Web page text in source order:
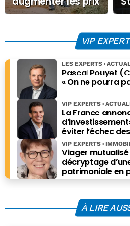
des produits
VIP
Pascal Pouyet
« On ne pourra
LES EXPERTS
La France
éviter l’échec
échelle ?
VIP EXPERTS
Viager mutualisé
décryptage
patrimoniale en
VIP EXPERTS
À LIRE